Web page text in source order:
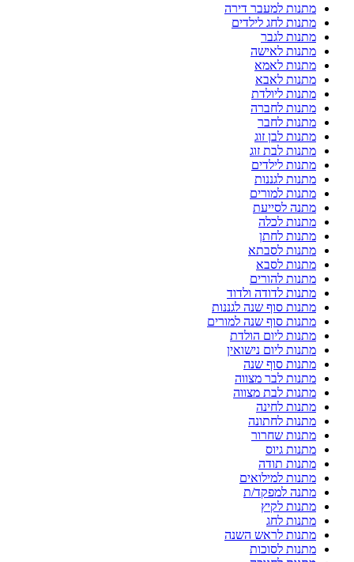
מתנות למעבר דירה
מתנות לחג לילדים
מתנות לגבר
מתנות לאישה
מתנות לאמא
מתנות לאבא
מתנות ליולדת
מתנות לחברה
מתנות לחבר
מתנות לבן זוג
מתנות לבת זוג
מתנות לילדים
מתנות לגננות
מתנות למורים
מתנה לסייעת
מתנות לכלה
מתנות לחתן
מתנות לסבתא
מתנות לסבא
מתנות להורים
מתנות לדודה ולדוד
מתנות סוף שנה לגננות
מתנות סוף שנה למורים
מתנות ליום הולדת
מתנות ליום נישואין
מתנות סוף שנה
מתנות לבר מצווה
מתנות לבת מצווה
מתנות לחינה
מתנות לחתונה
מתנות שחרור
מתנות גיוס
מתנות תודה
מתנות למילואים
מתנה למפקד/ת
מתנות לקיץ
מתנות לחג
מתנות לראש השנה
מתנות לסוכות